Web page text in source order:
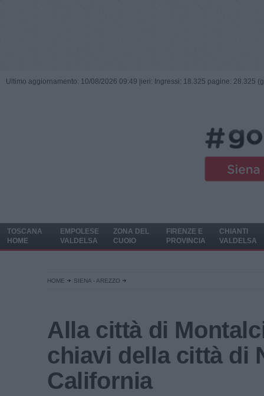
Ultimo aggiornamento: 10/08/2026 09:49 | ieri: Ingressi: 18.325 pagine: 28.325
TOSCANA
HOME
EMPOLESE
VALDELSA
ZONA DEL
CUOIO
FIRENZE E
PROVINCIA
CHIANTI
VALDELSA
HOME SIENA - AREZZO
Alla città di
chiavi della città di
California